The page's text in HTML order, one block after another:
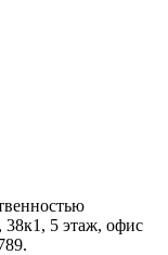
5 этаж, офис